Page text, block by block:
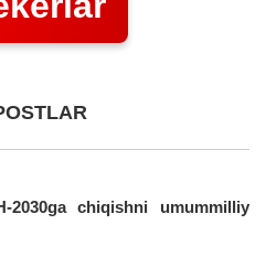
2030ga chiqishni umummilliy